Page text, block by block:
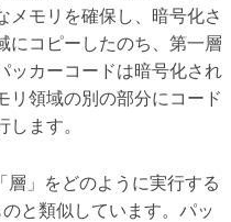
メモリを確保し、暗号化さ
にコピーしたのち、第一層
ッカーコードは暗号化され
リ領域の別の部分にコード
ます。
」をどのように実行する
と類似しています。パッ